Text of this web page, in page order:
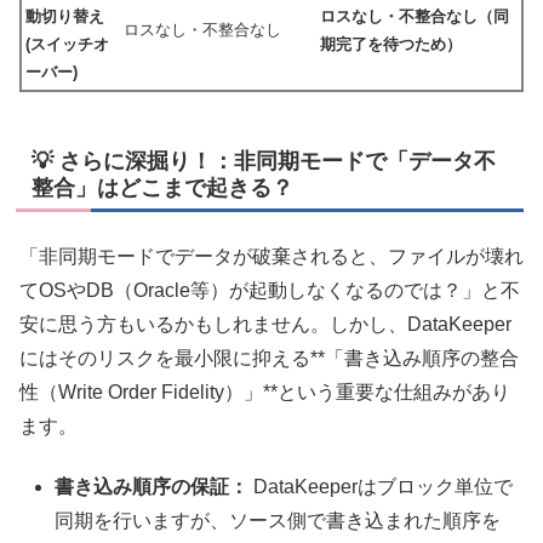
動切り替え
(スイッチオ
ーバー)
ロスなし・不整合なし
ロスなし・不整合なし（同
期完了を待つため）
💡 さらに深掘り！：非同期モードで「データ不
整合」はどこまで起きる？
「非同期モードでデータが破棄されると、ファイルが壊れ
てOSやDB（Oracle等）が起動しなくなるのでは？」と不
安に思う方もいるかもしれません。しかし、DataKeeper
にはそのリスクを最小限に抑える**「書き込み順序の整合
性（Write Order Fidelity）」**という重要な仕組みがあり
ます。
書き込み順序の保証：
DataKeeperはブロック単位で
同期を行いますが、ソース側で書き込まれた順序を